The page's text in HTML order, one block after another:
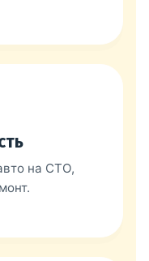
на СТО,